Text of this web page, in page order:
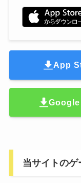
App
Google
当サイトの